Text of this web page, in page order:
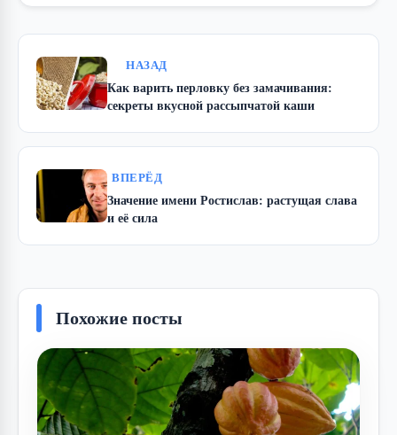
НАЗАД
Как варить перловку без замачивания:
секреты вкусной рассыпчатой каши
ВПЕРЁД
Значение имени Ростислав: растущая слава
и её сила
Похожие посты